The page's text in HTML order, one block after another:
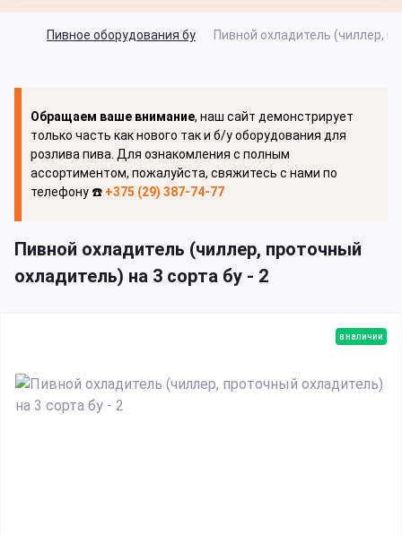
Пивное оборудования бу Пивной охладитель (чиллер,
Обращаем ваше внимание, наш сайт демонстрирует
только часть как нового так и б/у оборудования для
розлива пива. Для ознакомления с полным
ассортиментом, пожалуйста, свяжитесь с нами по
телефону ☎️ +375 (29) 387-74-77
Пивной охладитель (чиллер, проточный
охладитель) на 3 сорта бу - 2
в наличии